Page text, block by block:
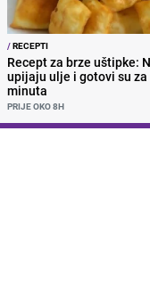
/RECEPTI
Recept za brze uštipke:
upijaju ulje i gotovi su za
minuta
PRIJE OKO 8H